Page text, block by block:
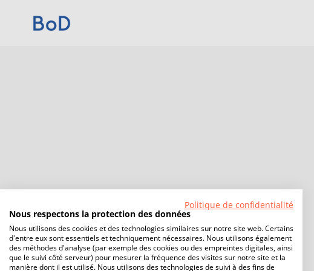
Politique de confidentialité
Nous respectons la protection des données
Nous utilisons des cookies et des technologies similaires sur notre site web. Certains
d'entre eux sont essentiels et techniquement nécessaires. Nous utilisons également
des méthodes d'analyse (par exemple des cookies ou des empreintes digitales, ainsi
que le suivi côté serveur) pour mesurer la fréquence des visites sur notre site et la
manière dont il est utilisé. Nous utilisons des technologies de suivi à des fins de